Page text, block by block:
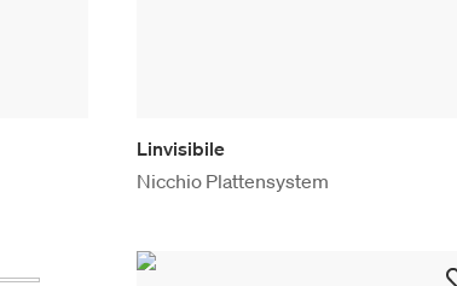
Linvisibile
Nicchio Plattensystem